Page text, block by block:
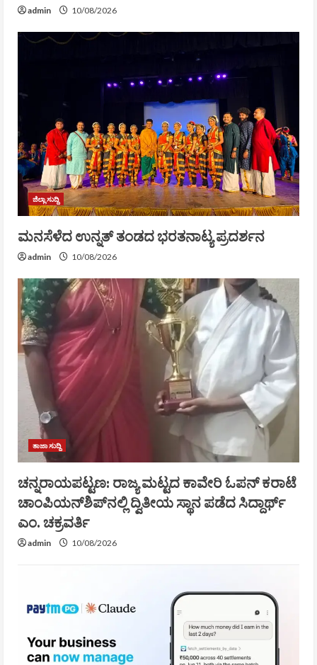
admin 10/08/2026
ಜಿಲ್ಲಾ ಸುದ್ದಿ
ಮನಸೆಳೆದ ಉನ್ನತ್ ತಂಡದ ಭರತನಾಟ್ಯ ಪ್ರದರ್ಶನ
admin 10/08/2026
ತಾಜಾ ಸುದ್ದಿ
ಚನ್ನರಾಯಪಟ್ಟಣ: ರಾಜ್ಯ ಮಟ್ಟದ ಕಾವೇರಿ ಓಪನ್ ಕರಾಟೆ
ಚಾಂಪಿಯನ್‌ಶಿಪ್‌ನಲ್ಲಿ ದ್ವಿತೀಯ ಸ್ಥಾನ ಪಡೆದ ಸಿದ್ದಾರ್ಥ್
ಎಂ. ಚಕ್ರವರ್ತಿ
admin 10/08/2026